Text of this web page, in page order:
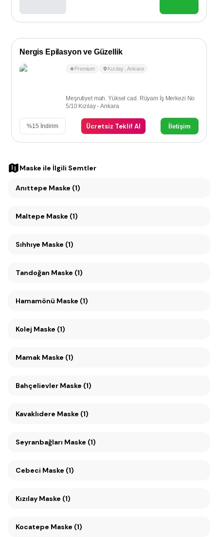
Nergis Epilasyon ve Güzellik
Premium Kızılay ,Ankara
Meşrutiyet mah. Yüksel cad. Rüyam İş Merkezi No
5/10 Kızılay - Ankara
%15 İndirim Ücretsiz Teklif Al İletişim
Maske ile İlgili Semtler
Anıttepe Maske (1)
Maltepe Maske (1)
Sıhhıye Maske (1)
Tandoğan Maske (1)
Hamamönü Maske (1)
Kolej Maske (1)
Mamak Maske (1)
Bahçelievler Maske (1)
Kavaklıdere Maske (1)
Seyranbağları Maske (1)
Cebeci Maske (1)
Kızılay Maske (1)
Kocatepe Maske (1)